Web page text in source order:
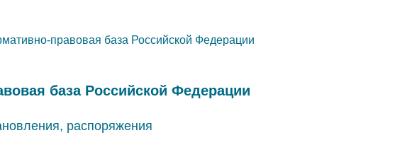
правовая база Российской Федерации
база Российской Федерации
распоряжения